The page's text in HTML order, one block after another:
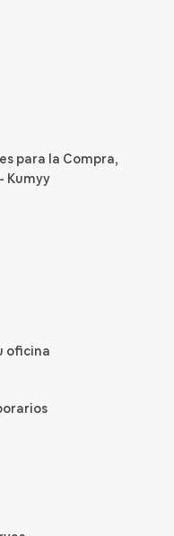
para la Compra,
Kumyy
oficina